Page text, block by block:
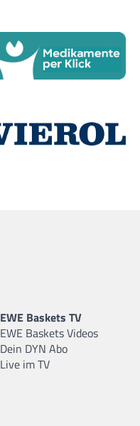
EWE Baskets TV
EWE Baskets Videos
Dein DYN Abo
Live im TV